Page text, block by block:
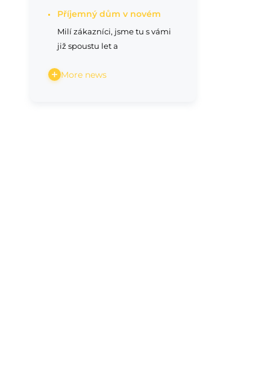
Příjemný dům v novém
Milí zákazníci, jsme tu s vámi
již spoustu let a
More news